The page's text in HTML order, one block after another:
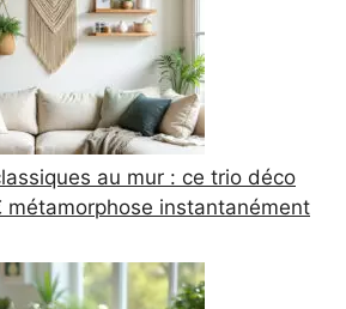
au mur : ce trio déco
métamorphose instantanément